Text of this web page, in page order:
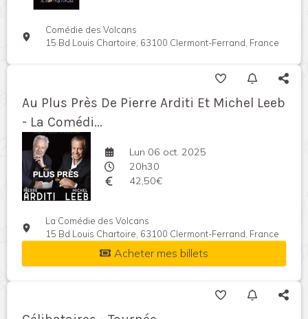
Comédie des Volcans
15 Bd Louis Chartoire, 63100 Clermont-Ferrand, France
Au Plus Près De Pierre Arditi Et Michel Leeb
- La Comédi...
Lun 06 oct. 2025
20h30
42,50€
La Comédie des Volcans
15 Bd Louis Chartoire, 63100 Clermont-Ferrand, France
Acheter mes billets